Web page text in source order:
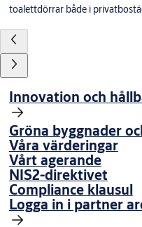
toalettdörrar både i
Innovation och
Gröna byggnader
Våra värderingar
Vårt agerande
NIS2-direktivet
Compliance klausul
Logga in i partner